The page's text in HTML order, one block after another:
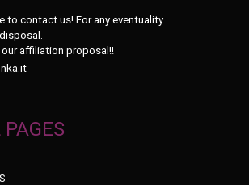
to contact us! For any eventuality
affiliation proposal!!